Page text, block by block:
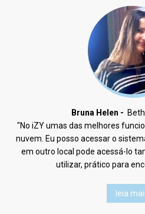
Bruna Helen -
"No iZY umas das melhores
nuvem. Eu posso acessar o
em outro local pode acessá-lo
utilizar, prático para
leia